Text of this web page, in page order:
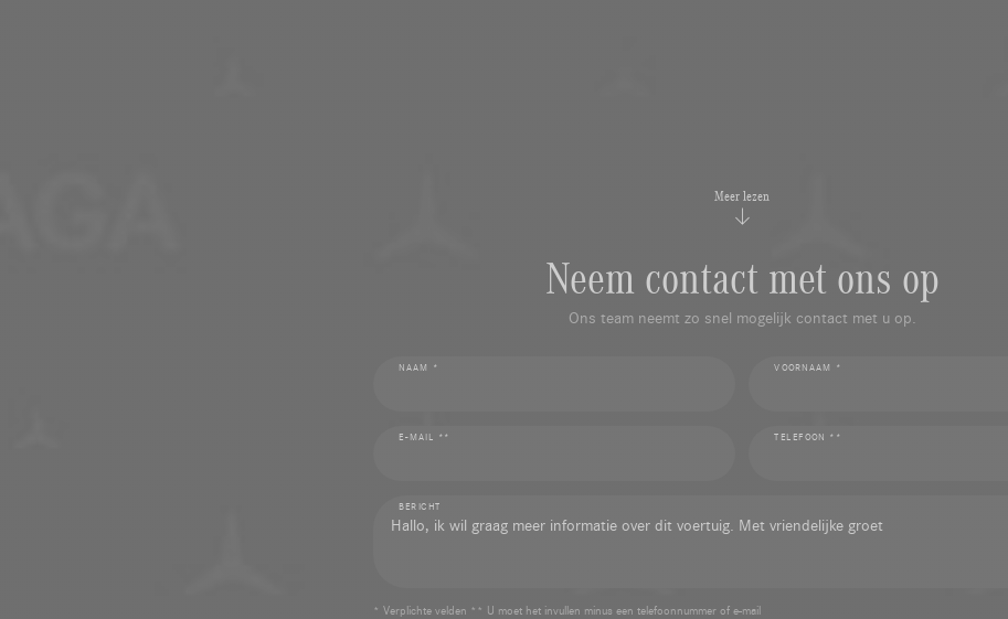
Meer lezen
Neem contact met ons op
Ons team neemt zo snel mogelijk contact met u op.
NAAM * VOORNAAM *
E-MAIL ** TELEFOON **
BERICHT
* Verplichte velden ** U moet het invullen minus een telefoonnummer of e-mail